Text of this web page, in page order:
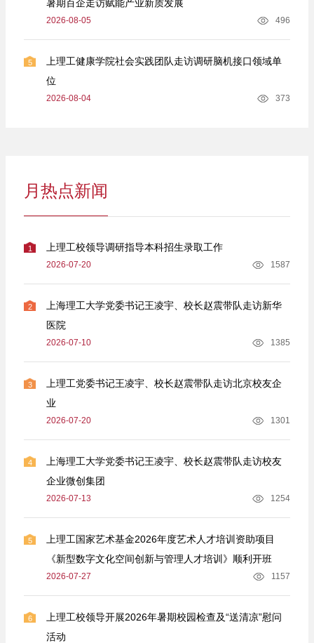
暑期百企走访赋能产业新质发展
2026-08-05 496
5
上理工健康学院社会实践团队走访调研脑机接口领域单
位
2026-08-04 373
月热点新闻
1 上理工校领导调研指导本科招生录取工作
2026-07-20 1587
2
上海理工大学党委书记王凌宇、校长赵震带队走访新华
医院
2026-07-10 1385
3
上理工党委书记王凌宇、校长赵震带队走访北京校友企
业
2026-07-20 1301
4
上海理工大学党委书记王凌宇、校长赵震带队走访校友
企业微创集团
2026-07-13 1254
5
上理工国家艺术基金2026年度艺术人才培训资助项目
《新型数字文化空间创新与管理人才培训》顺利开班
2026-07-27 1157
6
上理工校领导开展2026年暑期校园检查及“送清凉”慰问
活动